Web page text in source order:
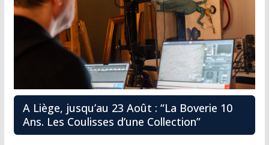
A Liège, jusqu’au 23 Août : “La Boverie 10
Ans. Les Coulisses d’une Collection”